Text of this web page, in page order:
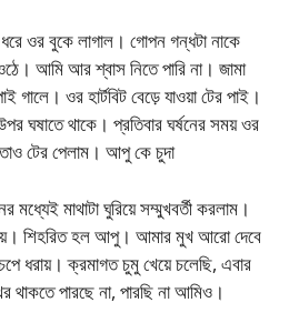
ওর বুকে লাগাল। গোপন গন্ধটা নাকে
আমি আর শ্বাস নিতে পারি না। জামা
ওর হার্টবিট বেড়ে যাওয়া টের পাই।
ঘষাতে থাকে। প্রতিবার ঘর্ষনের সময় ওর
টের পেলাম। আপু কে চুদা
মধ্যেই মাথাটা ঘুরিয়ে সম্মুখবর্তী করলাম।
শিহরিত হল আপু। আমার মুখ আরো দেবে
ধরায়। ক্রমাগত চুমু খেয়ে চলেছি, এবার
পারছে না, পারছি না আমিও।